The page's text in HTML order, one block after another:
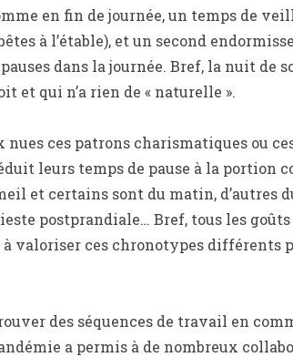
en fin de journée, un temps de
à l’étable), et un second
dans la journée. Bref, la nuit de
et qui n’a rien de « naturelle ».
nues ces patrons charismatiques ou
leurs temps de pause à la portion
et certains sont du matin, d’autres
postprandiale… Bref, tous les
valoriser ces chronotypes différents
des séquences de travail en
a permis à de nombreux